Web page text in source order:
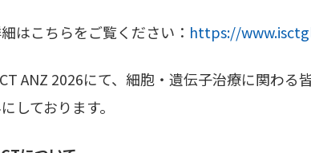
はこちらをご覧ください： https://
ANZ 2026にて、細胞・遺伝子治療に関わ
しております。